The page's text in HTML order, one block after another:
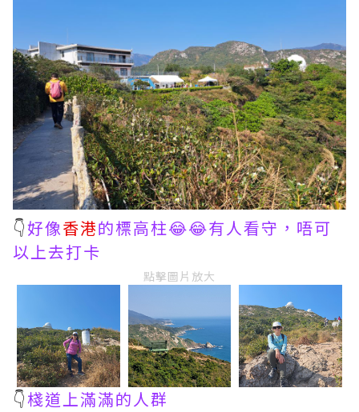
👇好像香港的標高柱😂😂有人看守，唔可
以上去打卡
點擊圖片放大
👇棧道上滿滿的人群